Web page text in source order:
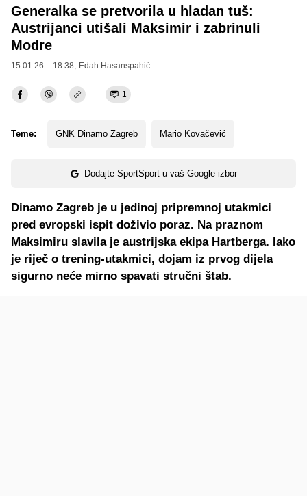
Generalka se pretvorila u hladan tuš:
Austrijanci utišali Maksimir i zabrinuli
Modre
15.01.26. - 18:38, Edah Hasanspahić
1
Teme: GNK Dinamo Zagreb Mario Kovačević
Dodajte SportSport u vaš Google izbor
Dinamo Zagreb je u jedinoj pripremnoj utakmici
pred evropski ispit doživio poraz. Na praznom
Maksimiru slavila je austrijska ekipa Hartberga. Iako
je riječ o trening-utakmici, dojam iz prvog dijela
sigurno neće mirno spavati stručni štab.